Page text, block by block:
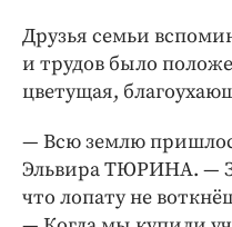
Друзья семьи
и трудов было
цветущая,
— Всю землю
Эльвира ТЮРИНА. —
что лопату не